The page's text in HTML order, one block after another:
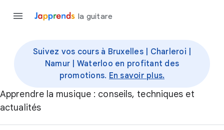
la guitare
Suivez vos cours à Bruxelles | Charleroi |
Namur | Waterloo en profitant des
promotions. En savoir plus.
Apprendre la musique : conseils, techniques et
actualités